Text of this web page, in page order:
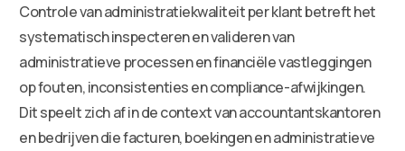
Controle van administratiekwaliteit per klant betreft het
systematisch inspecteren en valideren van
administratieve processen en financiële vastleggingen
op fouten, inconsistenties en compliance-afwijkingen.
Dit speelt zich af in de context van accountantskantoren
en bedrijven die facturen, boekingen en administratieve